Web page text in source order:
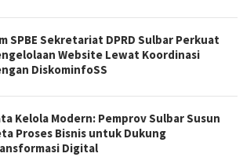
SPBE Sekretariat DPRD Sulbar Perkuat
Website Lewat Koordinasi
DiskominfoSS
Kelola Modern: Pemprov Sulbar Susun
Proses Bisnis untuk Dukung
Digital